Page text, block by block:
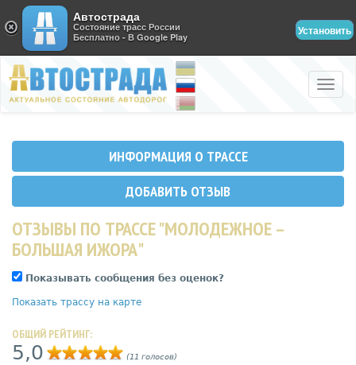
Автострада
Состояние трасс России
Бесплатно - В Google Play
Установить
Toggle
ИНФОРМАЦИЯ О ТРАССЕ
ДОБАВИТЬ ОТЗЫВ
ОТЗЫВЫ ПО ТРАССЕ "МОЛОДЕЖНОЕ –
БОЛЬШАЯ ИЖОРА"
Показывать сообщения без оценок?
Показать трассу на карте
ОБЩИЙ РЕЙТИНГ:
5,0 (11 голосов)